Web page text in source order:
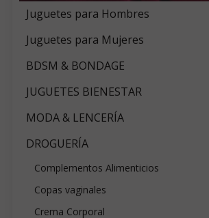
Juguetes para Hombres
Juguetes para Mujeres
BDSM & BONDAGE
JUGUETES BIENESTAR
MODA & LENCERÍA
DROGUERÍA
Complementos Alimenticios
Copas vaginales
Crema Corporal